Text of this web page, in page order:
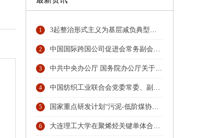
1 3起整治形式主义为基层减负典型问题，公开通报！
2 中国国际跨国公司促进会常务副会长张笑宇接受纪律审查和监察调查
3 中共中央办公厅 国务院办公厅关于更高水平更高质量做好节能降碳工作的意见
4 中国纺织工业联合会党委常委、副会长端小平接受纪律审查和监察调查
5 国家重点研发计划“污泥-低阶煤协同热解与秸秆水解耦合技术及装备”项目召开汇报与交流会
6 大连理工大学在聚烯烃关键单体合成领域取得重大技术突破